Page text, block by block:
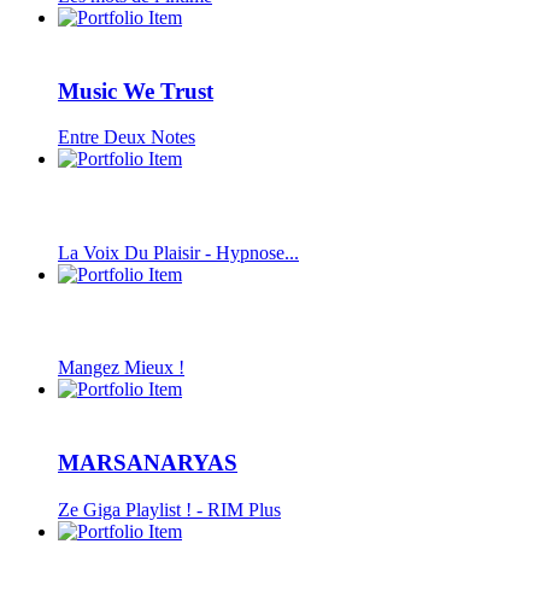
Music We Trust
Entre Deux Notes
La Voix Du Plaisir - Hypnose...
Mangez Mieux !
MARSANARYAS
Ze Giga Playlist ! - RIM Plus